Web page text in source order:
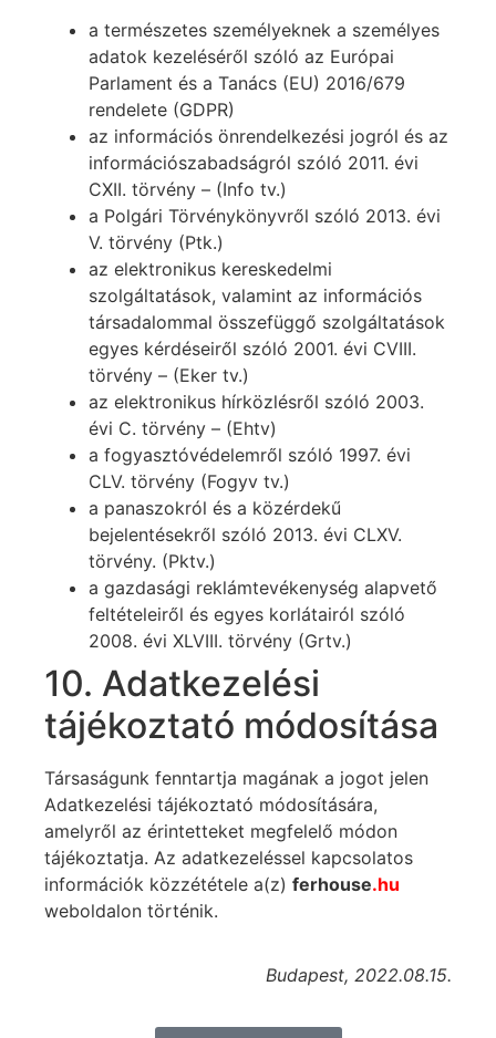
a természetes személyeknek a személyes
adatok kezeléséről szóló az Európai
Parlament és a Tanács (EU) 2016/679
rendelete (GDPR)
az információs önrendelkezési jogról és az
információszabadságról szóló 2011. évi
CXII. törvény – (Info tv.)
a Polgári Törvénykönyvről szóló 2013. évi
V. törvény (Ptk.)
az elektronikus kereskedelmi
szolgáltatások, valamint az információs
társadalommal összefüggő szolgáltatások
egyes kérdéseiről szóló 2001. évi CVIII.
törvény – (Eker tv.)
az elektronikus hírközlésről szóló 2003.
évi C. törvény – (Ehtv)
a fogyasztóvédelemről szóló 1997. évi
CLV. törvény (Fogyv tv.)
a panaszokról és a közérdekű
bejelentésekről szóló 2013. évi CLXV.
törvény. (Pktv.)
a gazdasági reklámtevékenység alapvető
feltételeiről és egyes korlátairól szóló
2008. évi XLVIII. törvény (Grtv.)
10. Adatkezelési
tájékoztató módosítása
Társaságunk fenntartja magának a jogot jelen
Adatkezelési tájékoztató módosítására,
amelyről az érintetteket megfelelő módon
tájékoztatja. Az adatkezeléssel kapcsolatos
információk közzététele a(z) ferhouse.hu
weboldalon történik.
Budapest, 2022.08.15.